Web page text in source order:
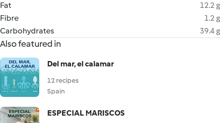
Fat
12.2 g
Fibre
1.2 g
Carbohydrates
39.4 g
Also featured in
Del mar, el calamar
12 recipes
Spain
ESPECIAL MARISCOS